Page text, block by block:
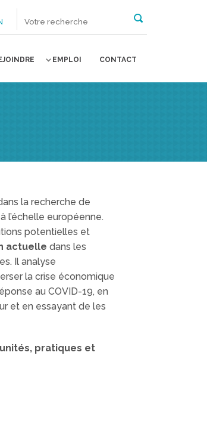
EMPLOI CONTACT
la recherche de
l’échelle européenne.
potentielles et
actuelle dans les
Il analyse
la crise économique
au COVID-19, en
et en essayant de les
pratiques et